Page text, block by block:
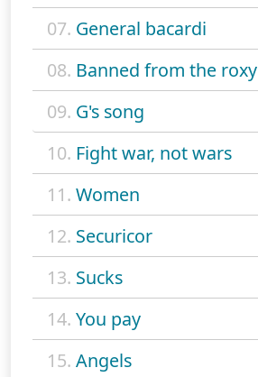
07. General bacardi
08. Banned from the roxy
09. G's song
10. Fight war, not wars
11. Women
12. Securicor
13. Sucks
14. You pay
15. Angels